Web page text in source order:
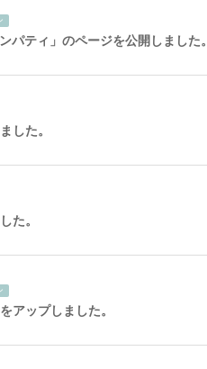
パティ」のページを公開しました。
した。
た。
アップしました。